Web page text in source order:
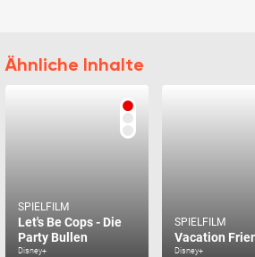
Ähnliche Inhalte
SPIELFILM
Let's Be Cops - Die
Party Bullen
Disney+
SPIELFILM
Vacation
Disney+